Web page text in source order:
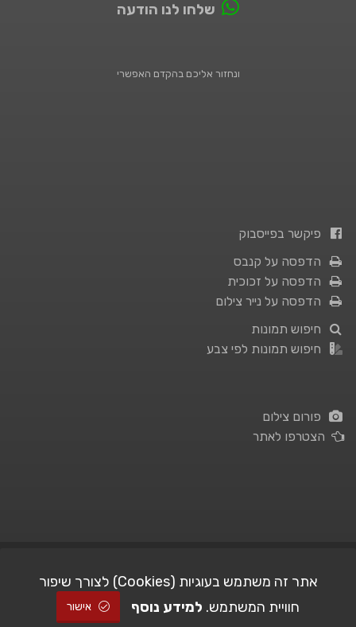
שלחו לנו הודעה
ונחזור אליכם בהקדם האפשרי
פיקשר בפייסבוק
הדפסה על קנבס
הדפסה על זכוכית
הדפסה על נייר צילום
חיפוש תמונות
חיפוש תמונות לפי צבע
פורום צילום
הצטרפו לאתר
© All Rights Reserved | STUDIO101| Picshare.co.il - כל הזכויות שמורות
אתר זה משתמש בעוגיות (Cookies) לצורך שיפור
חוויית המשתמש. למידע נוסף